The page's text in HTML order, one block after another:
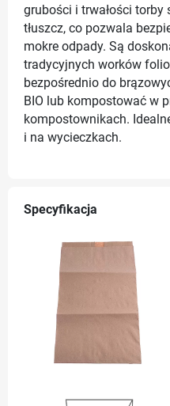
grubości i trwałości torby
tłuszcz, co pozwala
mokre odpady. Są
tradycyjnych worków
bezpośrednio do
BIO lub kompostować w
kompostownikach.
i na wycieczkach.
Specyfikacja